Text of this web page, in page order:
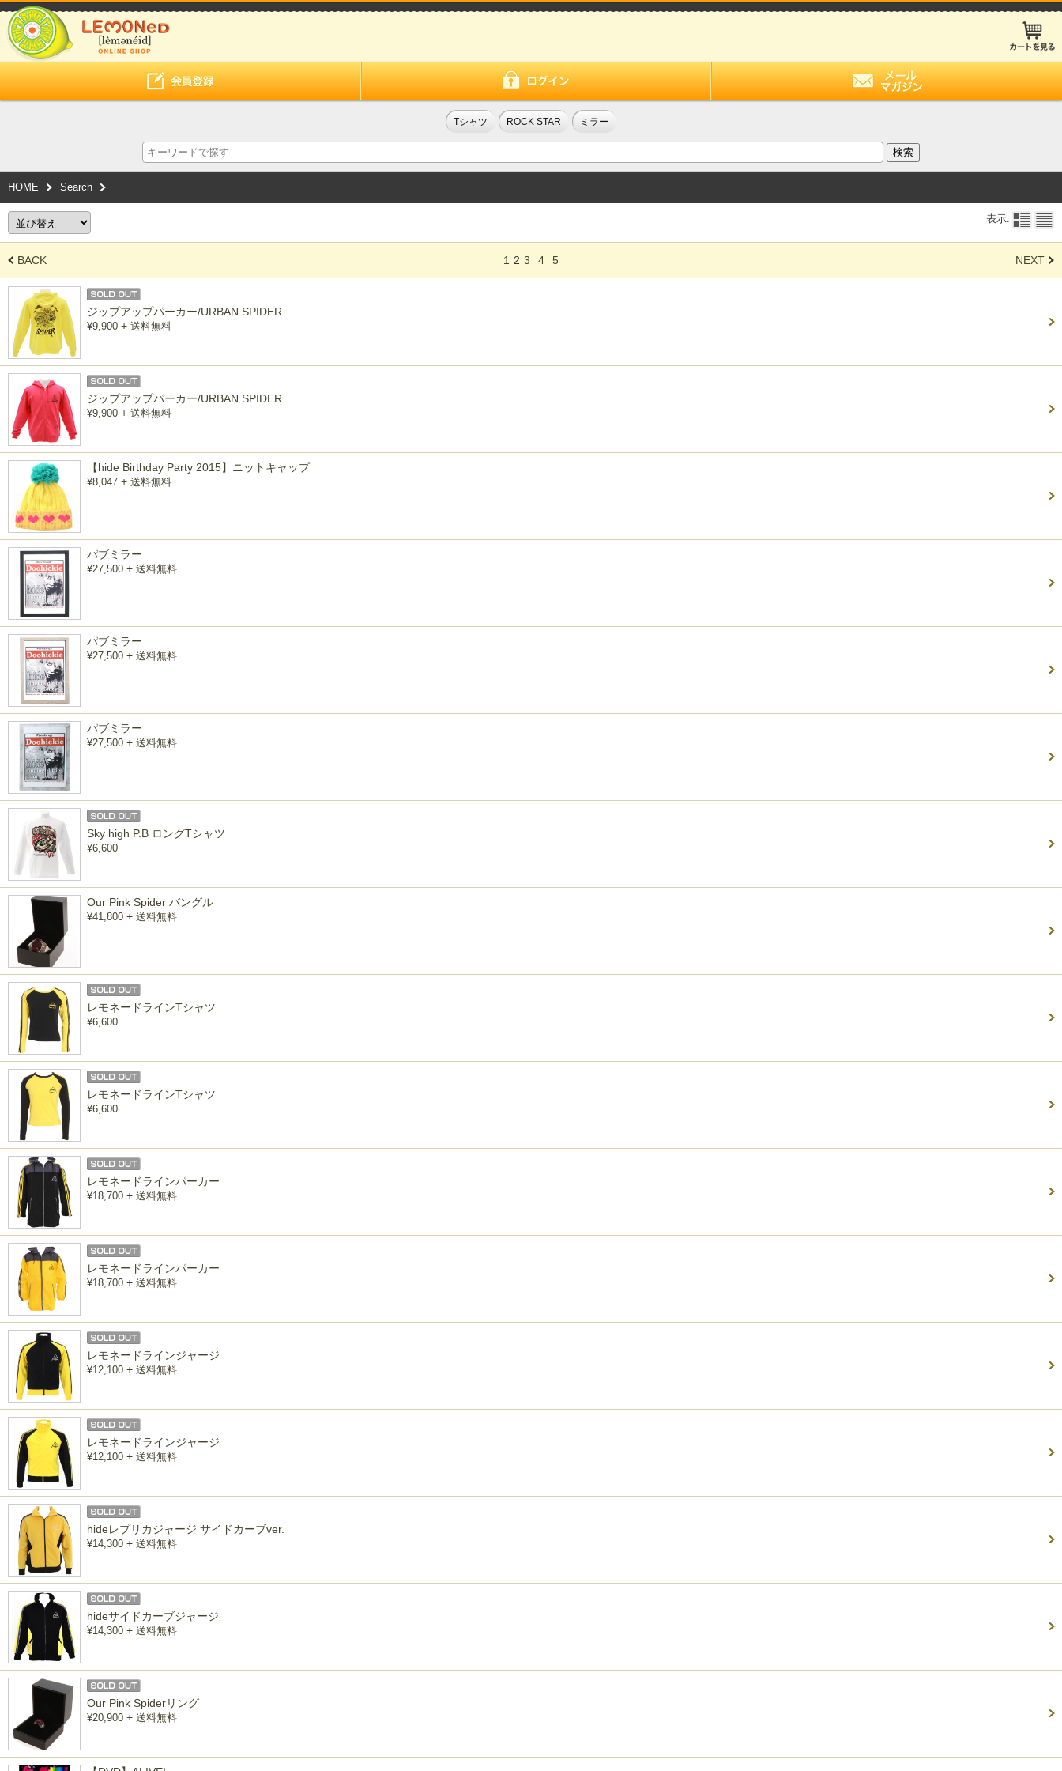
Tシャツ ROCK STAR ミラー
HOME Search
表示:
BACK 1 2 3 4 5 NEXT
ジップアップパーカー/URBAN SPIDER
¥9,900 + 送料無料
ジップアップパーカー/URBAN SPIDER
¥9,900 + 送料無料
【hide Birthday Party 2015】ニットキャップ
¥8,047 + 送料無料
パブミラー
¥27,500 + 送料無料
パブミラー
¥27,500 + 送料無料
パブミラー
¥27,500 + 送料無料
Sky high P.B ロングTシャツ
¥6,600
Our Pink Spider バングル
¥41,800 + 送料無料
レモネードラインTシャツ
¥6,600
レモネードラインTシャツ
¥6,600
レモネードラインパーカー
¥18,700 + 送料無料
レモネードラインパーカー
¥18,700 + 送料無料
レモネードラインジャージ
¥12,100 + 送料無料
レモネードラインジャージ
¥12,100 + 送料無料
hideレプリカジャージ サイドカーブver.
¥14,300 + 送料無料
hideサイドカーブジャージ
¥14,300 + 送料無料
Our Pink Spiderリング
¥20,900 + 送料無料